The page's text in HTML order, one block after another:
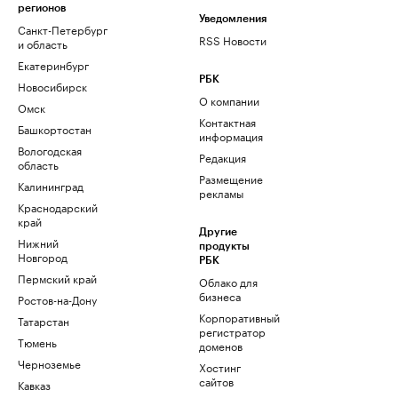
регионов
Санкт-Петербург
и область
Екатеринбург
Новосибирск
Омск
Башкортостан
Вологодская
область
Калининград
Краснодарский
край
Нижний
Новгород
Пермский край
Ростов-на-Дону
Татарстан
Тюмень
Черноземье
Кавказ
Уведомления
RSS Новости
РБК
О компании
Контактная
информация
Редакция
Размещение
рекламы
Другие
продукты
РБК
Облако для
бизнеса
Корпоративный
регистратор
доменов
Хостинг
сайтов